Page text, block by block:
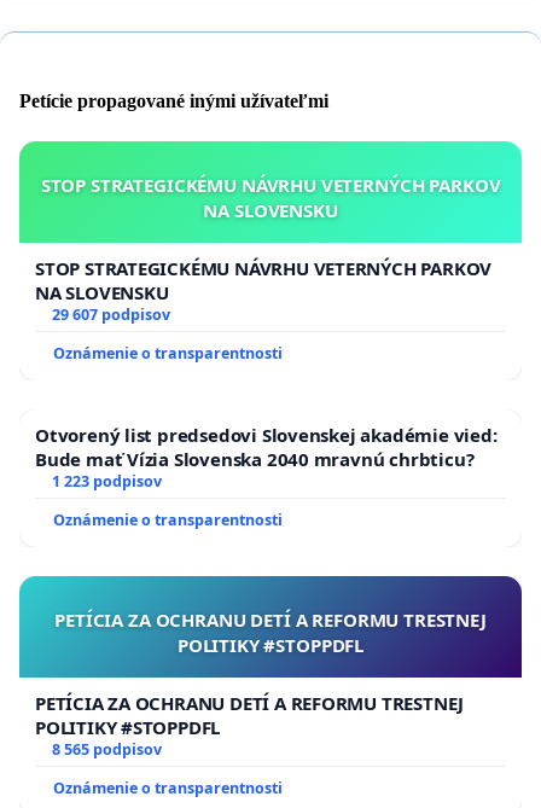
Petície propagované inými užívateľmi
STOP STRATEGICKÉMU NÁVRHU VETERNÝCH PARKOV
NA SLOVENSKU
STOP STRATEGICKÉMU NÁVRHU VETERNÝCH PARKOV
NA SLOVENSKU
29 607 podpisov
Oznámenie o transparentnosti
Otvorený list predsedovi Slovenskej akadémie vied:
Bude mať Vízia Slovenska 2040 mravnú chrbticu?
1 223 podpisov
Oznámenie o transparentnosti
PETÍCIA ZA OCHRANU DETÍ A REFORMU TRESTNEJ
POLITIKY #STOPPDFL
PETÍCIA ZA OCHRANU DETÍ A REFORMU TRESTNEJ
POLITIKY #STOPPDFL
8 565 podpisov
Oznámenie o transparentnosti